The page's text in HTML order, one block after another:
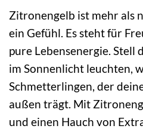
Zitronengelb ist mehr als
ein Gefühl. Es steht für
pure Lebensenergie. Stell
im Sonnenlicht leuchten,
Schmetterlingen, der
außen trägt. Mit
und einen Hauch von